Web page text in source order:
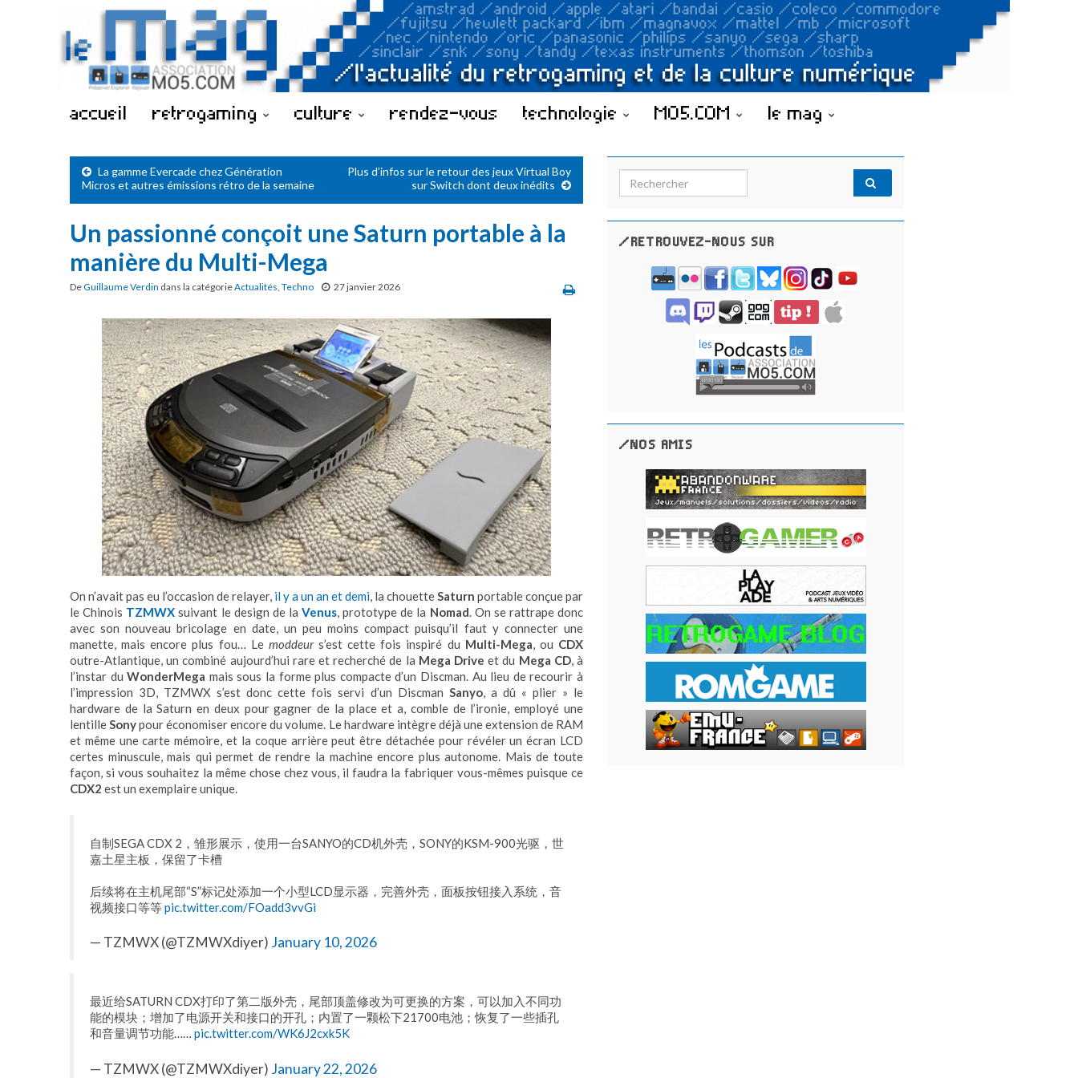
accueil retrogaming culture rendez-vous technologie MO5.COM le mag
La gamme Evercade chez Génération
Micros et autres émissions rétro de la semaine
Plus d’infos sur le retour des jeux Virtual Boy
sur Switch dont deux inédits
Un passionné conçoit une Saturn portable à la
manière du Multi-Mega
DeGuillaume Verdin dans la catégorieActualités, Techno 27 janvier 2026
On n’avait pas eu l’occasion de relayer, il y a un an et demi, la chouetteSaturn portable conçue par
le Chinois TZMWX suivant le design de la Venus, prototype de la Nomad. On se rattrape donc
avec son nouveau bricolage en date, un peu moins compact puisqu’il faut y connecter une
manette, mais encore plus fou… Le moddeurs’est cette fois inspiré du Multi-Mega, ou CDX
outre-Atlantique, un combiné aujourd’hui rare et recherché de la Mega Drive et du Mega CD, à
l’instar duWonderMega mais sous la forme plus compacte d’un Discman. Au lieu de recourir à
l’impression 3D, TZMWX s’est donc cette fois servi d’un Discman Sanyo, a dû « plier » le
hardware de la Saturn en deux pour gagner de la place et a, comble de l’ironie, employé une
lentilleSonypour économiser encore du volume. Le hardware intègre déjà une extension de RAM
et même une carte mémoire, et la coque arrière peut être détachée pour révéler un écran LCD
certes minuscule, mais qui permet de rendre la machine encore plus autonome. Mais de toute
façon, si vous souhaitez la même chose chez vous, il faudra la fabriquer vous-mêmes puisque ce
CDX2 est un exemplaire unique.
自制SEGA CDX 2，雏形展示，使用一台SANYO的CD机外壳，SONY的KSM-900光驱，世
嘉土星主板，保留了卡槽
后续将在主机尾部“S”标记处添加一个小型LCD显示器，完善外壳，面板按钮接入系统，音
视频接口等等pic.twitter.com/FOadd3vvGi
— TZMWX (@TZMWXdiyer) January 10, 2026
最近给SATURN CDX打印了第二版外壳，尾部顶盖修改为可更换的方案，可以加入不同功
能的模块；增加了电源开关和接口的开孔；内置了一颗松下21700电池；恢复了一些插孔
和音量调节功能…… pic.twitter.com/WK6J2cxk5K
— TZMWX (@TZMWXdiyer) January 22, 2026
Search for:
/RETROUVEZ-NOUS SUR
/NOS AMIS